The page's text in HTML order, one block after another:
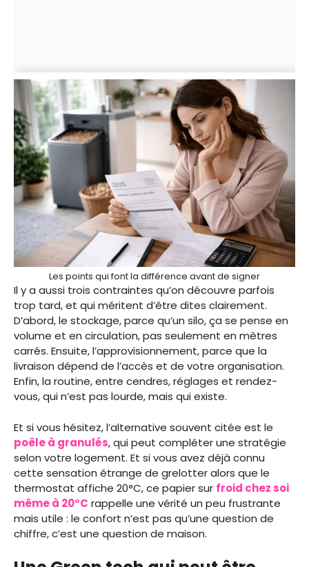
Les points qui font la différence avant de signer
Il y a aussi trois contraintes qu’on découvre parfois
trop tard, et qui méritent d’être dites clairement.
D’abord, le stockage, parce qu’un silo, ça se pense en
volume et en circulation, pas seulement en mètres
carrés. Ensuite, l’approvisionnement, parce que la
livraison dépend de l’accès et de votre organisation.
Enfin, la routine, entre cendres, réglages et rendez-
vous, qui n’est pas lourde, mais qui existe.
Et si vous hésitez, l’alternative souvent citée est le
poêle à granulés, qui peut compléter une stratégie
selon votre logement. Et si vous avez déjà connu
cette sensation étrange de grelotter alors que le
thermostat affiche 20°C, ce papier sur froid chez soi
même à 20°C rappelle une vérité un peu frustrante
mais utile : le confort n’est pas qu’une question de
chiffre, c’est une question de maison.